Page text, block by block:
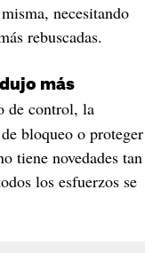
necesitando
rebuscadas.
más
de control, la
bloqueo o proteger
tiene novedades tan
los esfuerzos se